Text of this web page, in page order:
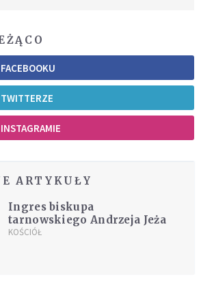
ARTYKUŁY
Ingres biskupa
tarnowskiego Andrzeja Jeża
KOŚCIÓŁ